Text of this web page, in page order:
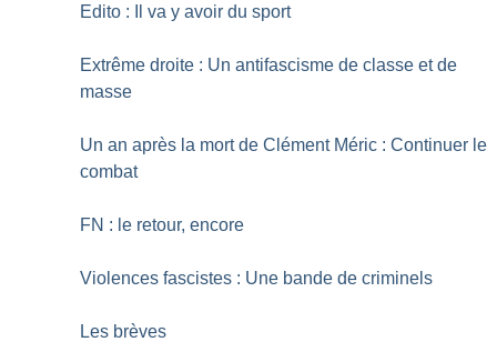
Edito : Il va y avoir du sport
Extrême droite : Un antifascisme de classe et de
masse
Un an après la mort de Clément Méric : Continuer le
combat
FN : le retour, encore
Violences fascistes : Une bande de criminels
Les brèves